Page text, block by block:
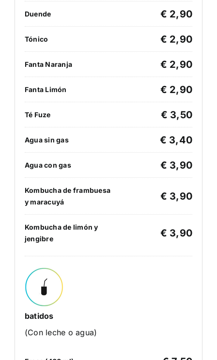
Duende € 2,90
Tónico € 2,90
Fanta Naranja € 2,90
Fanta Limón € 2,90
Té Fuze € 3,50
Agua sin gas € 3,40
Agua con gas € 3,90
Kombucha de frambuesa
y maracuyá
€ 3,90
Kombucha de limón y
jengibre
€ 3,90
batidos
(Con leche o agua)